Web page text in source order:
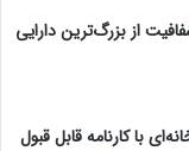
از بزرگ‌ترین دارایی
با کارنامه قابل قبول